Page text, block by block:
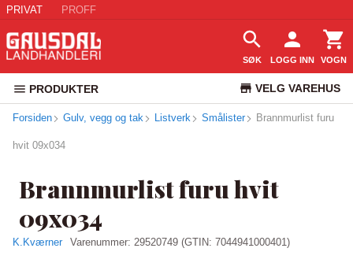
PRIVAT PROFF
SØK LOGG INN VOGN
PRODUKTER VELG VAREHUS
KUNDESERVICE
Forsiden Gulv, vegg og tak Listverk Smålister Brannmurlist furu
hvit 09x034
Brannmurlist furu hvit
09x034
K.Kværner Varenummer: 29520749 (GTIN: 7044941000401)